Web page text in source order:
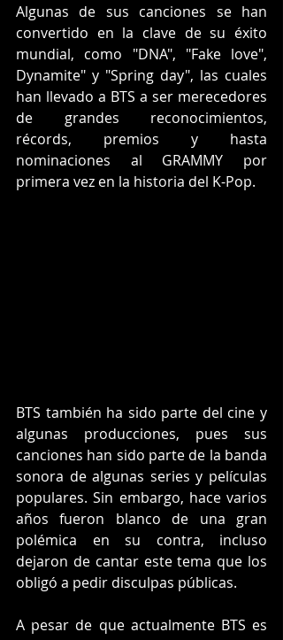
Algunas de sus canciones se han
convertido en la clave de su éxito
mundial, como "DNA", "Fake love",
Dynamite" y "Spring day", las cuales
han llevado a BTS a ser merecedores
de grandes reconocimientos,
récords, premios y hasta
nominaciones al GRAMMY por
primera vez en la historia del K-Pop.
BTS también ha sido parte del cine y
algunas producciones, pues sus
canciones han sido parte de la banda
sonora de algunas series y películas
populares. Sin embargo, hace varios
años fueron blanco de una gran
polémica en su contra, incluso
dejaron de cantar este tema que los
obligó a pedir disculpas públicas.
A pesar de que actualmente BTS es